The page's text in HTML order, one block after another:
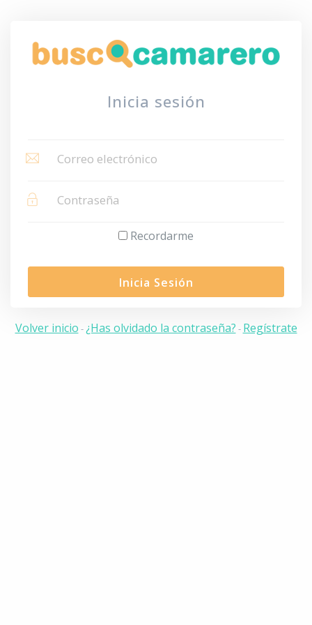
Inicia sesión
Recordarme
Inicia Sesión
Volver inicio -¿Has olvidado la contraseña? - Regístrate